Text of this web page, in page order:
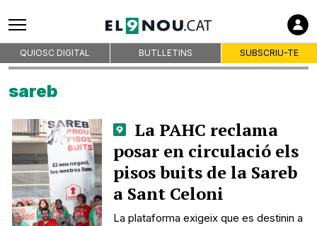
QUIOSC DIGITAL BUTLLETINS SUBSCRIU-TE
sareb
La PAHC reclama
posar en circulació els
pisos buits de la Sareb
a Sant Celoni
La plataforma exigeix que es destinin a